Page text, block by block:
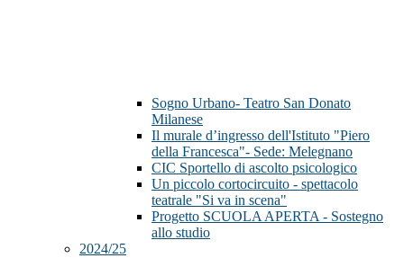
Sogno Urbano- Teatro San Donato
Milanese
Il murale d’ingresso dell'Istituto "Piero
della Francesca"- Sede: Melegnano
CIC Sportello di ascolto psicologico
Un piccolo cortocircuito - spettacolo
teatrale "Si va in scena"
Progetto SCUOLA APERTA - Sostegno
allo studio
2024/25